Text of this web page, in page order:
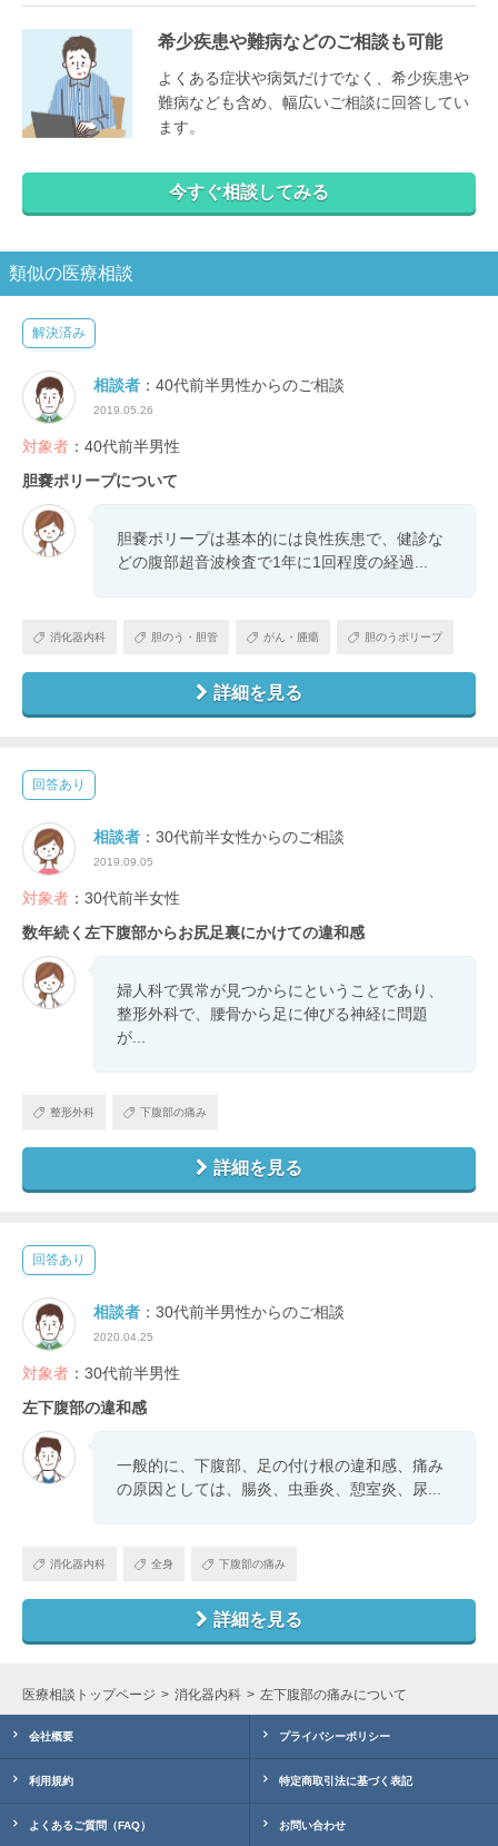
希少疾患や難病などのご相談も可能
よくある症状や病気だけでなく、希少疾患や
難病なども含め、幅広いご相談に回答してい
ます。
今すぐ相談してみる
類似の医療相談
解決済み
相談者 ：40代前半男性からのご相談
2019.05.26
対象者 ：40代前半男性
胆嚢ポリープについて
胆嚢ポリープは基本的には良性疾患で、健診な
どの腹部超音波検査で1年に1回程度の経過...
消化器内科 胆のう・胆管 がん・腫瘍 胆のうポリープ
詳細を見る
回答あり
相談者 ：30代前半女性からのご相談
2019.09.05
対象者 ：30代前半女性
数年続く左下腹部からお尻足裏にかけての違和感
婦人科で異常が見つからにということであり、
整形外科で、腰骨から足に伸びる神経に問題
が...
整形外科 下腹部の痛み
詳細を見る
回答あり
相談者 ：30代前半男性からのご相談
2020.04.25
対象者 ：30代前半男性
左下腹部の違和感
一般的に、下腹部、足の付け根の違和感、痛み
の原因としては、腸炎、虫垂炎、憩室炎、尿...
消化器内科 全身 下腹部の痛み
詳細を見る
医療相談トップページ 消化器内科 左下腹部の痛みについて
会社概要 プライバシーポリシー
利用規約 特定商取引法に基づく表記
よくあるご質問（FAQ） お問い合わせ